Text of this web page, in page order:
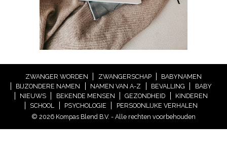
ZWANGER WORDEN ZWANGERSCHAP
BABYNAMEN
BIJZONDERE NAMEN
NAMEN VAN A-Z BEVALLING
BABY
NIEUWS
BEKENDE MENSEN GEZONDHEID
KINDEREN
SCHOOL
PSYCHOLOGIE
PERSOONLIJKE VERHALEN
© 2026 Kompas Blend B.V. - Alle rechten voorbehouden